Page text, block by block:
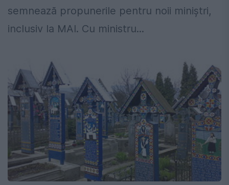
semnează propunerile pentru noii miniștri,
inclusiv la MAI. Cu ministru...